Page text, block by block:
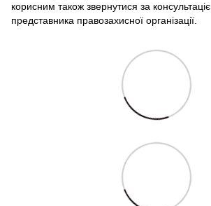
корисним також звернутися за
представника правозахисної організації.